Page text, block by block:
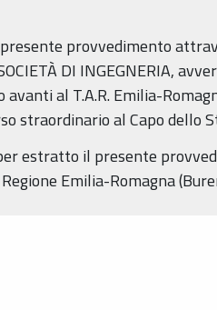
provvedimento
DI INGEGNERIA,
avanti al T.A.R. Emilia-
straordinario al Capo dello
estratto il presente
Emilia-Romagna